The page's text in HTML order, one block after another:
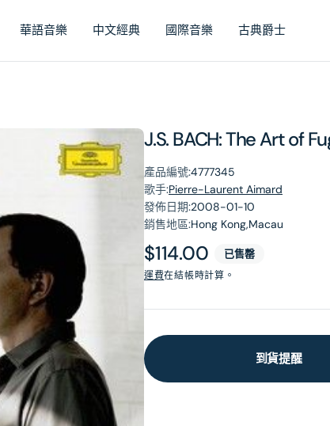
華語音樂 中文經典 國際音樂 古典爵士
J.S. BACH: The Art of
產品編號:4777345
歌手:Pierre-Laurent Aimard
發佈日期:2008-01-10
銷售地區:Hong Kong,Macau
原
價
$114.00 已售罄
運費在結帳時計算。
到貨提醒